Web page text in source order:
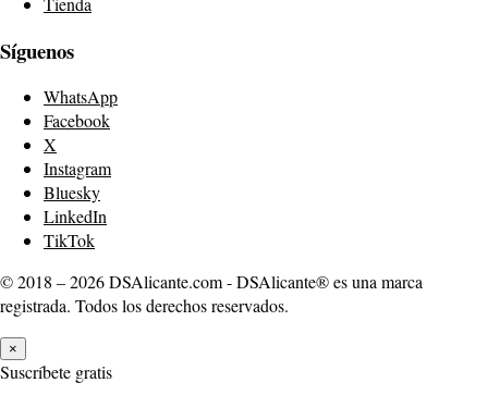
Síguenos
WhatsApp
Facebook
X
Instagram
Bluesky
LinkedIn
TikTok
© 2018 – 2026 DSAlicante.com - DSAlicante® es una marca
registrada. Todos los derechos reservados.
×
Suscríbete gratis